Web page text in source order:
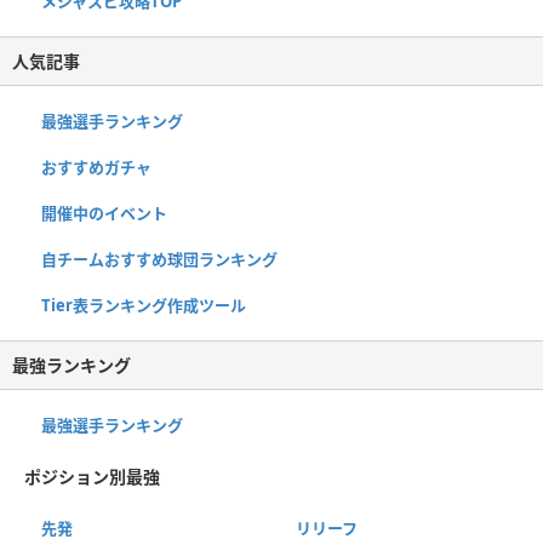
人気記事
最強選手ランキング
おすすめガチャ
開催中のイベント
自チームおすすめ球団ランキング
Tier表ランキング作成ツール
最強ランキング
最強選手ランキング
ポジション別最強
先発 リリーフ